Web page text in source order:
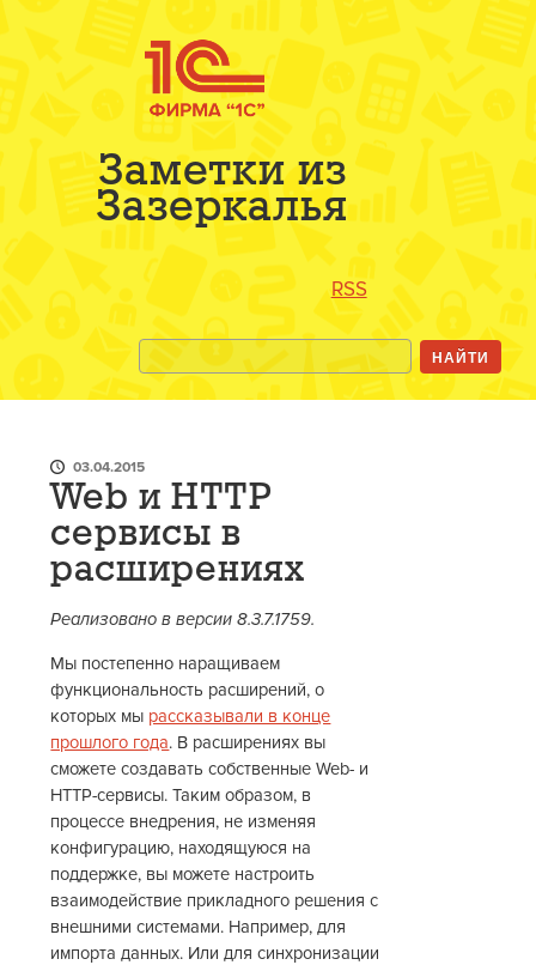
Заметки из
Зазеркалья
RSS
03.04.2015
Web и HTTP
сервисы в
расширениях
Реализовано в версии 8.3.7.1759.
Мы постепенно наращиваем
функциональность расширений, о
которых мы рассказывали в конце
прошлого года. В расширениях вы
cможете создавать собственные Web- и
HTTP-сервисы. Таким образом, в
процессе внедрения, не изменяя
конфигурацию, находящуюся на
поддержке, вы можете настроить
взаимодействие прикладного решения с
внешними системами. Например, для
импорта данных. Или для синхронизации